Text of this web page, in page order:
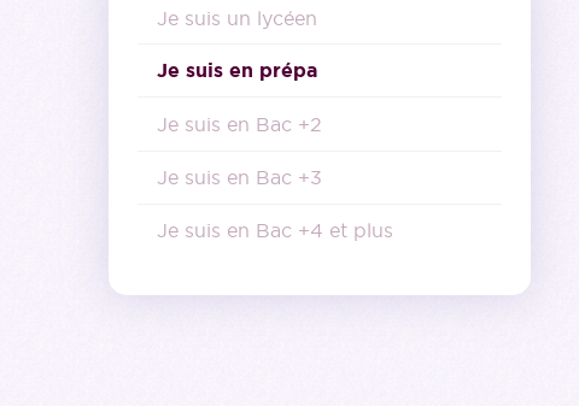
Je suis un lycéen
Je suis en prépa
Je suis en Bac +2
Je suis en Bac +3
Je suis en Bac +4 et plus